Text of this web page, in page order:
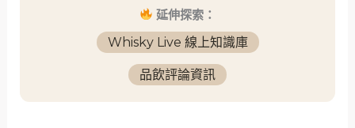
延伸探索：
Whisky Live 線上知識庫
品飲評論資訊